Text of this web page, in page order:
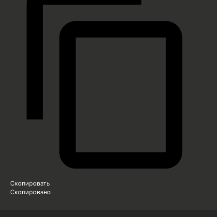
Скопировать
Скопировано